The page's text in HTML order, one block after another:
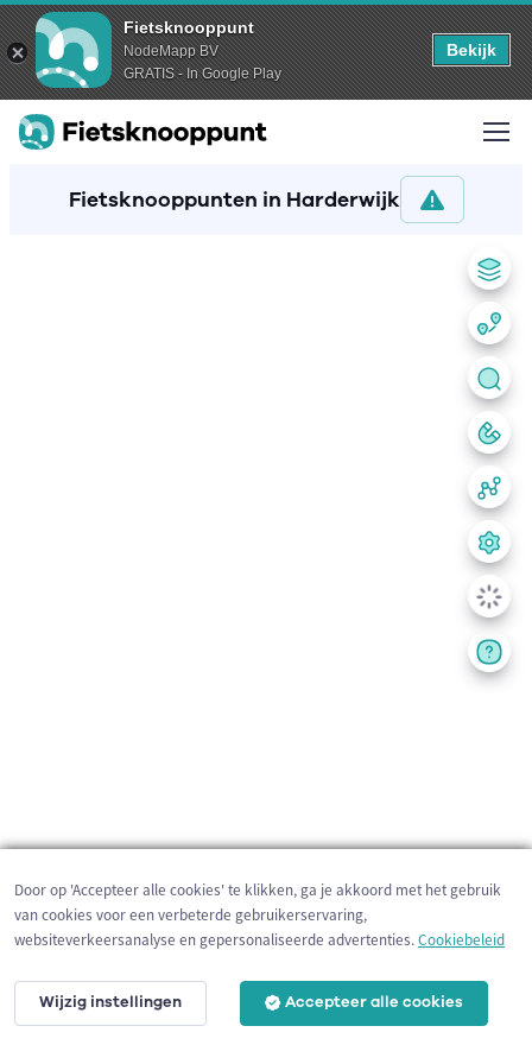
Fietsknooppunt
NodeMapp BV
GRATIS - In Google Play
Bekijk
Fietsknooppunten in Harderwijk
1 km
Door op 'Accepteer alle cookies' te klikken, ga je akkoord met het gebruik
van cookies voor een verbeterde gebruikerservaring,
websiteverkeersanalyse en gepersonaliseerde advertenties.Cookiebeleid
Wijzig instellingen Accepteer alle cookies